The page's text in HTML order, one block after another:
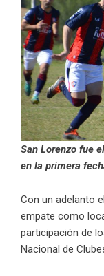
San Lorenzo fue
en la primera
Con un adelanto
empate como
participación de
Nacional de